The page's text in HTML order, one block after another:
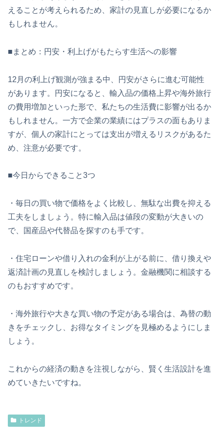
えることが考えられるため、家計の見直しが必要になるか
もしれません。
■まとめ：円安・利上げがもたらす生活への影響
12月の利上げ観測が強まる中、円安がさらに進む可能性
があります。円安になると、輸入品の価格上昇や海外旅行
の費用増加といった形で、私たちの生活費に影響が出るか
もしれません。一方で企業の業績にはプラスの面もありま
すが、個人の家計にとっては支出が増えるリスクがあるた
め、注意が必要です。
■今日からできること3つ
・毎日の買い物で価格をよく比較し、無駄な出費を抑える
工夫をしましょう。特に輸入品は値段の変動が大きいの
で、国産品や代替品を探すのも手です。
・住宅ローンや借り入れの金利が上がる前に、借り換えや
返済計画の見直しを検討しましょう。金融機関に相談する
のもおすすめです。
・海外旅行や大きな買い物の予定がある場合は、為替の動
きをチェックし、お得なタイミングを見極めるようにしま
しょう。
これからの経済の動きを注視しながら、賢く生活設計を進
めていきたいですね。
トレンド